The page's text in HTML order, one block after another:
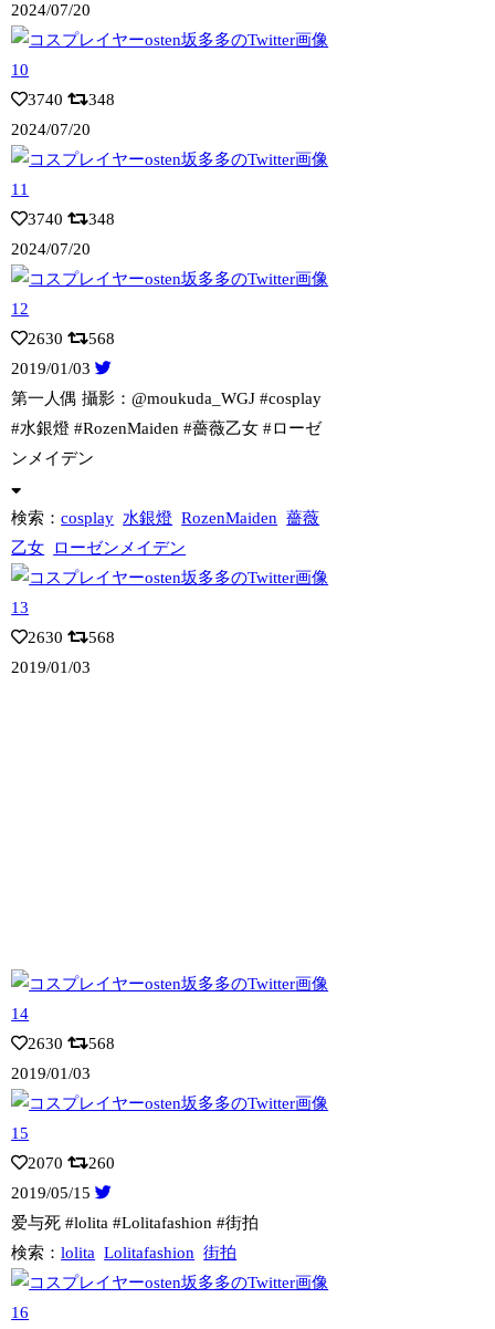
2024/07/20
3740
348
2024/07/20
3740
348
2024/07/20
2630
568
2019/01/03
第一人偶 攝影：@moukuda_WGJ #cosplay
#水銀燈#RozenMaiden #薔薇乙女 #ローゼ
ンメイデン
検索：cosplay 水銀燈 RozenMaiden 薔薇
乙女
ローゼンメイデン
2630
568
2019/01/03
2630
568
2019/01/03
2070
260
2019/05/15
爱与死 #lolita #Lolitafashion #街拍
検索：lolita Lolitafashion 街拍